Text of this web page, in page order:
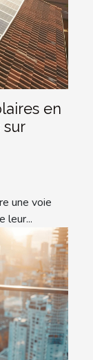
en
une voie
leur...